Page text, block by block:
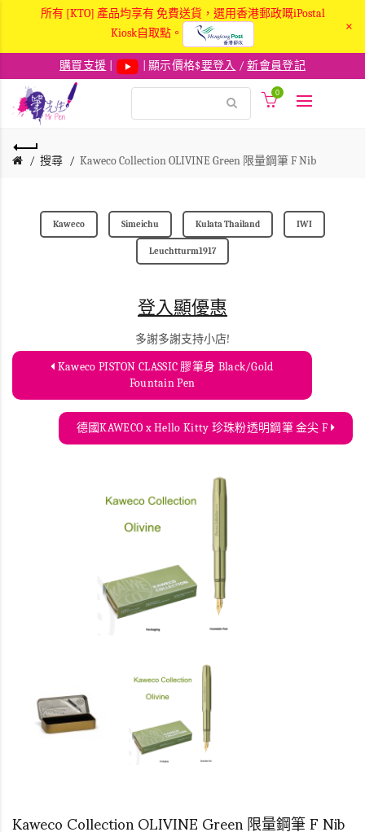
所有 [KTO] 產品均享有 免費送貨，選用香港郵政嘅iPostal
Kiosk自取點。
×
購買支援 | 顯示價格$要登入 /新會員登記
0
搜尋 Kaweco Collection OLIVINE Green 限量鋼筆 F Nib
Kaweco Simeichu Kulata Thailand IWI
Leuchtturm1917
登入顯優惠
多謝多謝支持小店!
Kaweco PISTON CLASSIC 膠筆身 Black/Gold
Fountain Pen
德國KAWECO x Hello Kitty 珍珠粉透明鋼筆 金尖 F
Kaweco Collection OLIVINE Green 限量鋼筆 F Nib